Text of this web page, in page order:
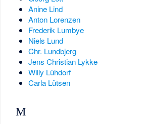
Anine Lind
Anton Lorenzen
Frederik Lumbye
Niels Lund
Chr. Lundbjerg
Jens Christian Lykke
Willy Lühdorf
Carla Lütsen
M